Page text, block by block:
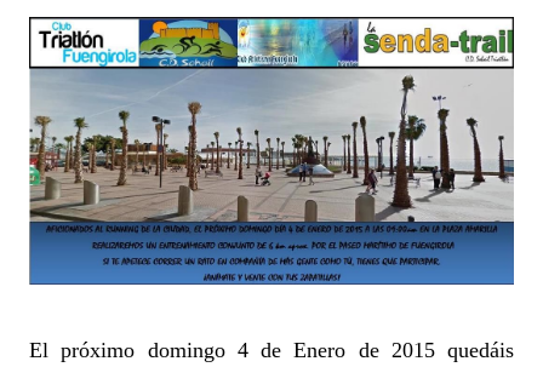
El próximo domingo 4 de Enero de 2015 quedáis